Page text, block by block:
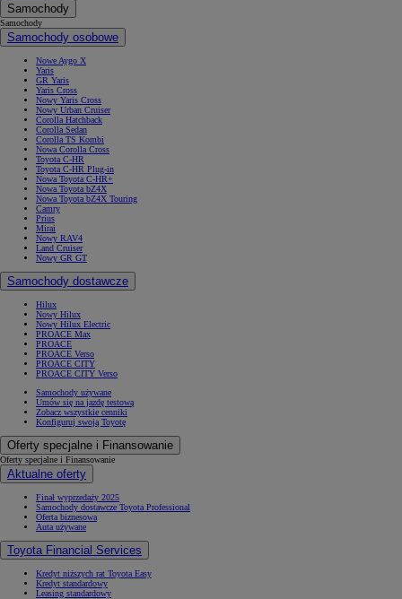
Samochody
Samochody
Samochody osobowe
Nowe Aygo X
Yaris
GR Yaris
Yaris Cross
Nowy Yaris Cross
Nowy Urban Cruiser
Corolla Hatchback
Corolla Sedan
Corolla TS Kombi
Nowa Corolla Cross
Toyota C-HR
Toyota C-HR Plug-in
Nowa Toyota C-HR+
Nowa Toyota bZ4X
Nowa Toyota bZ4X Touring
Camry
Prius
Mirai
Nowy RAV4
Land Cruiser
Nowy GR GT
Samochody dostawcze
Hilux
Nowy Hilux
Nowy Hilux Electric
PROACE Max
PROACE
PROACE Verso
PROACE CITY
PROACE CITY Verso
Samochody używane
Umów się na jazdę testową
Zobacz wszystkie cenniki
Konfiguruj swoją Toyotę
Oferty specjalne i Finansowanie
Oferty specjalne i Finansowanie
Aktualne oferty
Finał wyprzedaży 2025
Samochody dostawcze Toyota Professional
Oferta biznesowa
Auta używane
Toyota Financial Services
Kredyt niższych rat Toyota Easy
Kredyt standardowy
Leasing standardowy